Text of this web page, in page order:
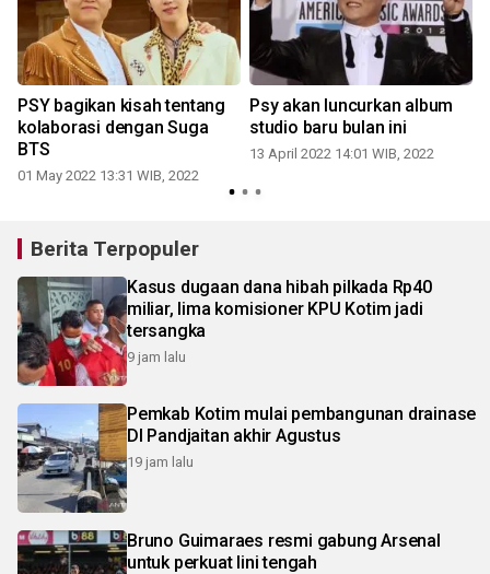
PSY bagikan kisah tentang
kolaborasi dengan Suga
BTS
01 May 2022 13:31 WIB, 2022
Psy akan luncurkan album
studio baru bulan ini
13 April 2022 14:01 WIB, 2022
Berita Terpopuler
Kasus dugaan dana hibah pilkada Rp40
miliar, lima komisioner KPU Kotim jadi
tersangka
9 jam lalu
Pemkab Kotim mulai pembangunan drainase
DI Pandjaitan akhir Agustus
19 jam lalu
Bruno Guimaraes resmi gabung Arsenal
untuk perkuat lini tengah